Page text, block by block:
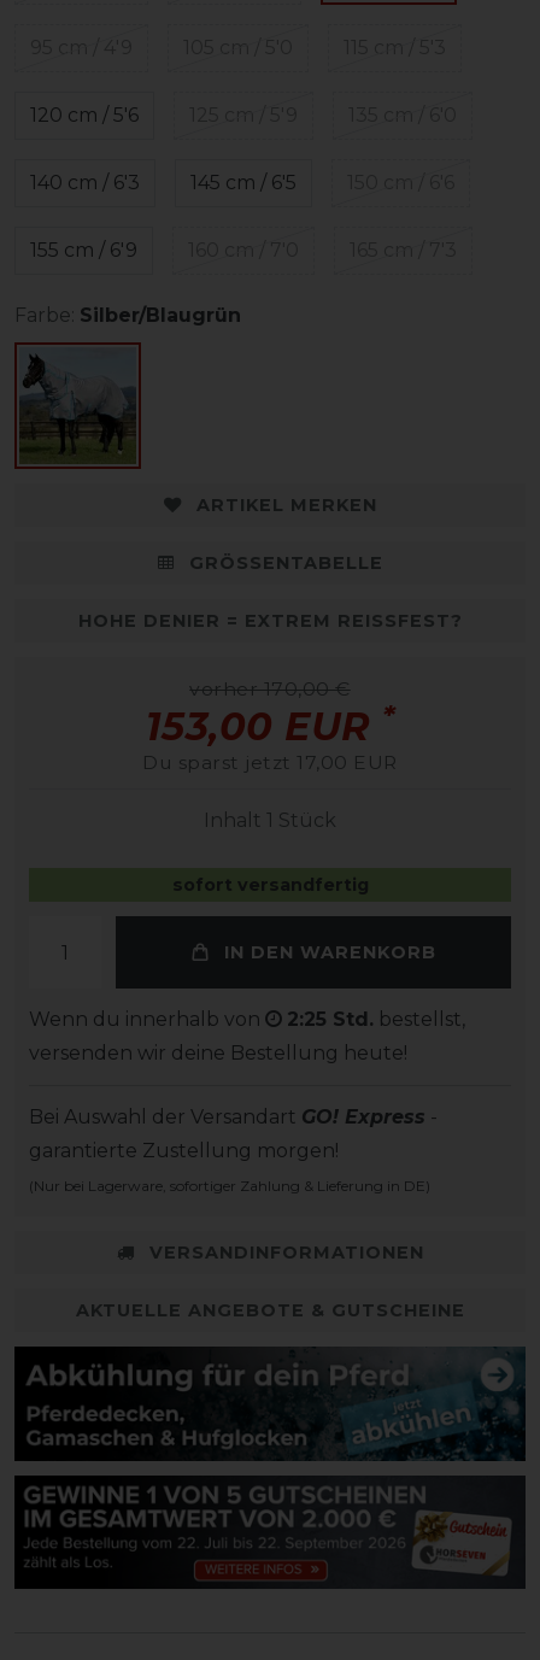
120 cm / 5'6
140 cm / 6'3 145 cm / 6'5
155 cm / 6'9
Farbe: Silber/Blaugrün
ARTIKEL MERKEN
GRÖSSENTABELLE
HOHE DENIER = EXTREM REISSFEST?
vorher 170,00 €
153,00 EUR *
Du sparst jetzt 17,00 EUR
Inhalt 1 Stück
sofort versandfertig
IN DEN WARENKORB
Wenn du innerhalb von 2:25 Std. bestellst,
versenden wir deine Bestellung heute!
Bei Auswahl der Versandart GO! Express -
garantierte Zustellung morgen!
(Nur bei Lagerware, sofortiger Zahlung & Lieferung in DE)
VERSANDINFORMATIONEN
AKTUELLE ANGEBOTE & GUTSCHEINE